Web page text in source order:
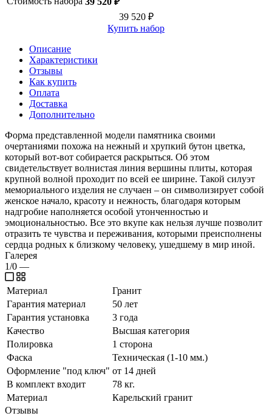
39 520 ₽
Купить набор
Описание
Характеристики
Отзывы
Как купить
Оплата
Доставка
Дополнительно
Форма представленной модели памятника своими
очертаниями похожа на нежный и хрупкий бутон цветка,
который вот-вот собирается раскрыться. Об этом
свидетельствует волнистая линия вершины плиты, которая
крупной волной проходит по всей ее ширине. Такой силуэт
мемориального изделия не случаен – он символизирует собой
женское начало, красоту и нежность, благодаря которым
надгробие наполняется особой утонченностью и
эмоциональностью. Все это вкупе как нельзя лучше позволит
отразить те чувства и переживания, которыми преисполнены
сердца родных к близкому человеку, ушедшему в мир иной.
Галерея
1/0 —
Материал
Гранит
Гарантия материал
50 лет
Гарантия установка
3 года
Качество
Высшая категория
Полировка
1 сторона
Фаска
Техническая (1-10 мм.)
Оформление "под ключ" от 14 дней
В комплект входит
78 кг.
Материал
Карельский гранит
Отзывы